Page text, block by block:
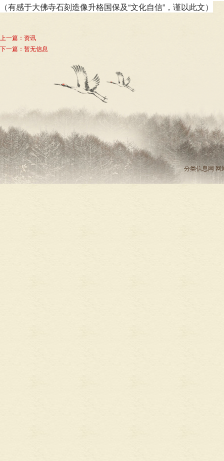
（有感于大佛寺石刻造像升格国保及“文化自信”，谨以此文）
上一篇： 资讯
下一篇：暂无信息
分类信息网 网